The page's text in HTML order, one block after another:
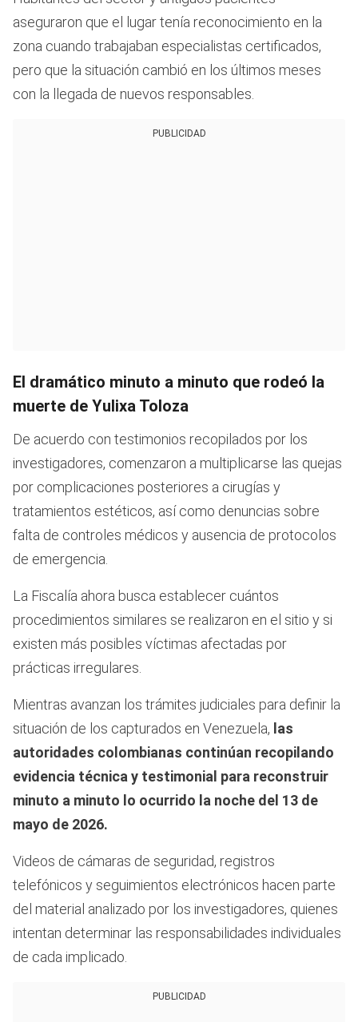
aseguraron que el lugar tenía reconocimiento en la
zona cuando trabajaban especialistas certificados,
pero que la situación cambió en los últimos meses
con la llegada de nuevos responsables.
PUBLICIDAD
El dramático minuto a minuto que rodeó la
muerte de Yulixa Toloza
De acuerdo con testimonios recopilados por los
investigadores, comenzaron a multiplicarse las quejas
por complicaciones posteriores a cirugías y
tratamientos estéticos, así como denuncias sobre
falta de controles médicos y ausencia de protocolos
de emergencia.
La Fiscalía ahora busca establecer cuántos
procedimientos similares se realizaron en el sitio y si
existen más posibles víctimas afectadas por
prácticas irregulares.
Mientras avanzan los trámites judiciales para definir la
situación de los capturados en Venezuela, las
autoridades colombianas continúan recopilando
evidencia técnica y testimonial para reconstruir
minuto a minuto lo ocurrido la noche del 13 de
mayo de 2026.
Videos de cámaras de seguridad, registros
telefónicos y seguimientos electrónicos hacen parte
del material analizado por los investigadores, quienes
intentan determinar las responsabilidades individuales
de cada implicado.
PUBLICIDAD